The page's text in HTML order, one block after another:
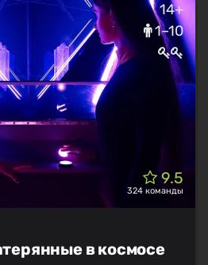
14+
1–10
9.5
324 команды
в космосе